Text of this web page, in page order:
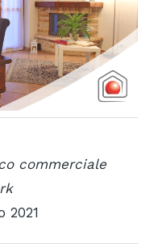
commerciale
2021